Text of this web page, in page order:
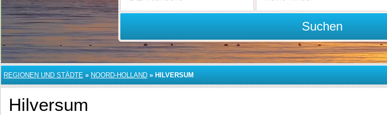
Suchen
REGIONEN UND STÄDTE » NOORD-HOLLAND » HILVERSUM
Hilversum